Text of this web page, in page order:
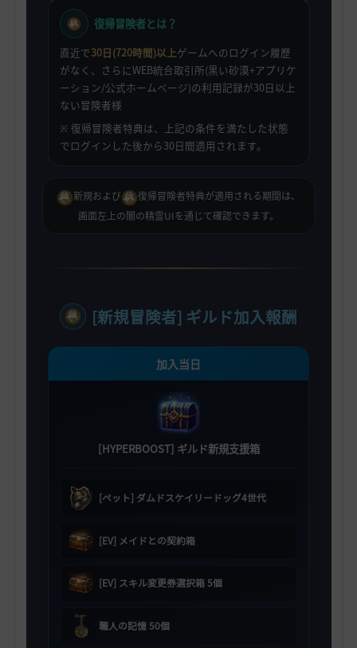
復帰冒険者とは？
直近で30日(720時間)以上ゲームへのログイン履歴
がなく、さらにWEB統合取引所(黒い砂漠+アプリケ
ーション/公式ホームページ)の利用記録が30日以上
ない冒険者様
※ 復帰冒険者特典は、上記の条件を満たした状態
でログインした後から30日間適用されます。
新規および
復帰冒険者特典が適用される期間は、
画面左上の闇の精霊UIを通じて確認できます。
[新規冒険者] ギルド加入報酬
加入当日
[HYPERBOOST] ギルド新規支援箱
[ペット] ダムドスケイリードッグ4世代
[EV] メイドとの契約箱
[EV] スキル変更券選択箱 5個
職人の記憶 50個